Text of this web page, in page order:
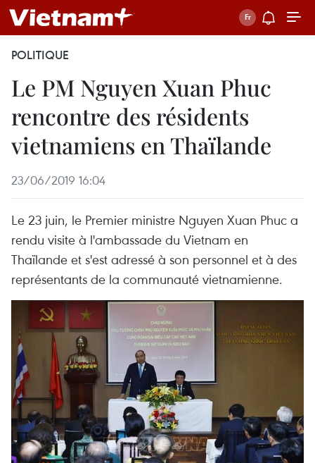
POLITIQUE
Le PM Nguyen Xuan Phuc
rencontre des résidents
vietnamiens en Thaïlande
23/06/2019 16:04
Le 23 juin, le Premier ministre Nguyen Xuan Phuc a
rendu visite à l'ambassade du Vietnam en
Thaïlande et s'est adressé à son personnel et à des
représentants de la communauté vietnamienne.